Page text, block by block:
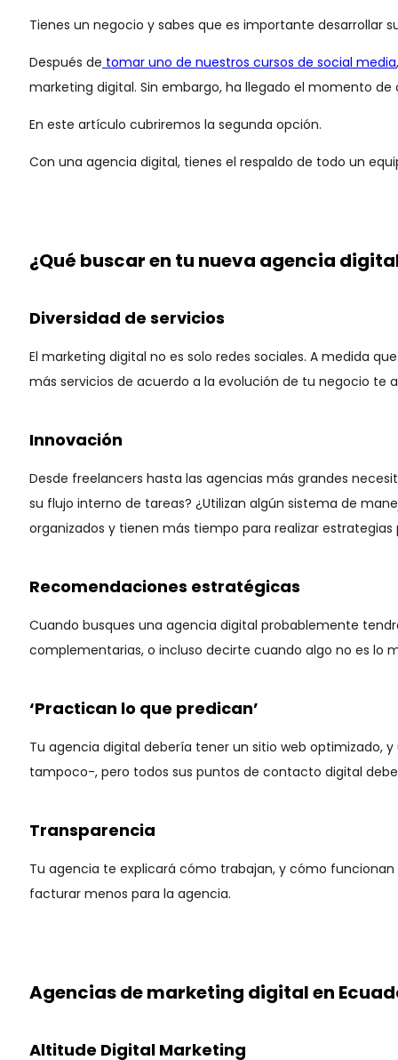
Tienes un negocio y sabes que es importante desarrollar
Después de tomar uno de nuestros cursos de social media
marketing digital. Sin embargo, ha llegado el momento
En este artículo cubriremos la segunda opción.
Con una agencia digital, tienes el respaldo de todo un
¿Qué buscar en tu nueva agencia
Diversidad de servicios
El marketing digital no es solo redes sociales. A medida
más servicios de acuerdo a la evolución de tu negocio te
Innovación
Desde freelancers hasta las agencias más grandes
su flujo interno de tareas? ¿Utilizan algún sistema de
organizados y tienen más tiempo para realizar estrategias
Recomendaciones estratégicas
Cuando busques una agencia digital probablemente
complementarias, o incluso decirte cuando algo no es lo
‘Practican lo que predican’
Tu agencia digital debería tener un sitio web optimizado,
tampoco-, pero todos sus puntos de contacto digital
Transparencia
Tu agencia te explicará cómo trabajan, y cómo
facturar menos para la agencia.
Agencias de marketing digital en
Altitude Digital Marketing